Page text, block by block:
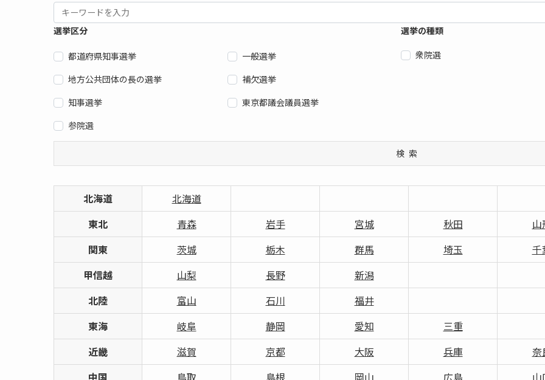
選挙区分
都道府県知事選挙
一般選挙
地方公共団体の長の選挙
補欠選挙
知事選挙
東京都議会議員選挙
参院選
選挙の種類
衆院選
検索
北海道
北海道
東北
青森 岩手 宮城 秋田 山
関東
茨城 栃木 群馬 埼玉 千
甲信越
山梨 長野
新潟
北陸
富山 石川
福井
東海
岐阜 静岡 愛知
三重
近畿
滋賀 京都 大阪 兵庫 奈
中国
鳥取 島根 岡山 広島 山